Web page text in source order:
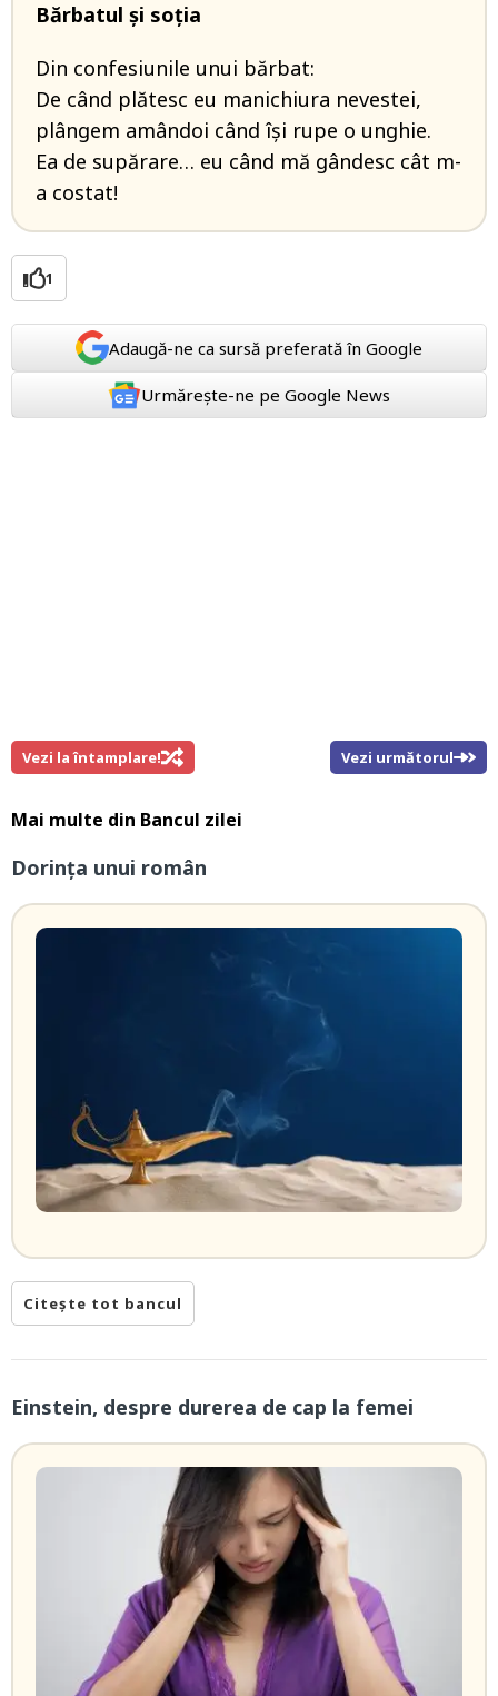
Bărbatul și soția
Din confesiunile unui bărbat:
De când plătesc eu manichiura nevestei,
plângem amândoi când își rupe o unghie.
Ea de supărare… eu când mă gândesc cât m-
a costat!
1
Adaugă-ne ca sursă preferată în Google
Urmărește-ne pe Google News
Vezi la întamplare! Vezi următorul
Mai multe din Bancul zilei
Dorința unui român
Citește tot bancul
Einstein, despre durerea de cap la femei